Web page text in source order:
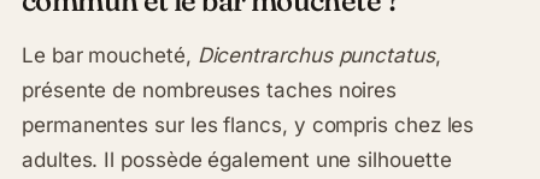
Le bar moucheté, Dicentrarchus punctatus,
présente de nombreuses taches noires
permanentes sur les flancs, y compris chez les
adultes. Il possède également une silhouette